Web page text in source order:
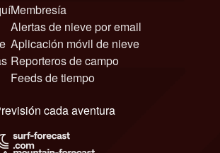
Membresía
Alertas de nieve por email
Aplicación móvil de nieve
Reporteros de campo
Feeds de tiempo
Previsión cada aventura